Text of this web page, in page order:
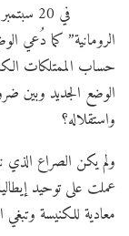
الرومانية” كما دُعي
حساب الممتلكات
الوضع الجديد وبين
واستقلاله؟
ولم يكن الصراع الذي
عملت على توحيد
معادية للكنيسة وتبغي